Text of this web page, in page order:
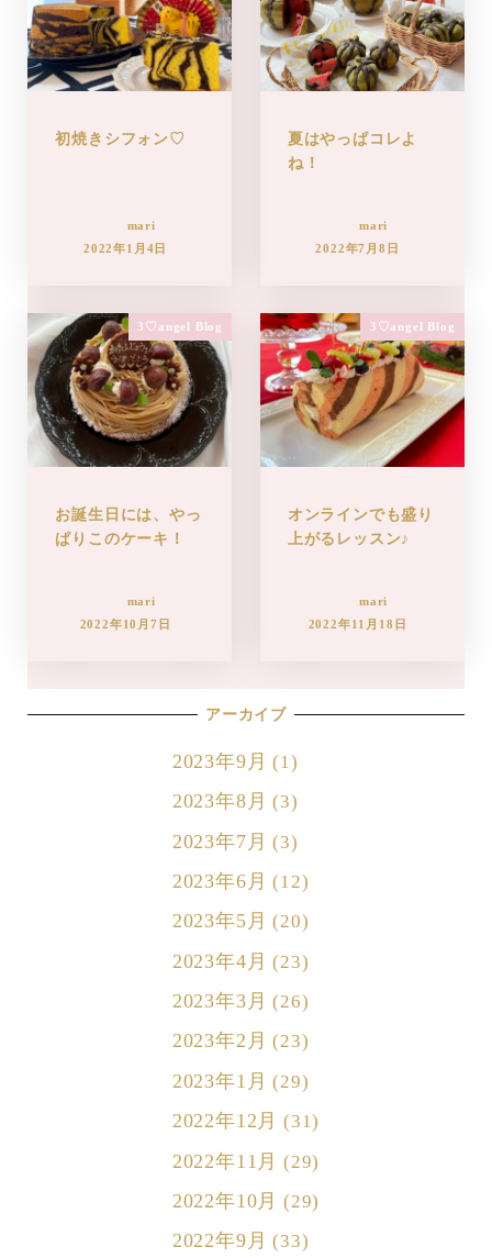
初焼きシフォン♡
mari
2022年1月4日
夏はやっぱコレよ
ね！
mari
2022年7月8日
3♡angel Blog
お誕生日には、やっ
ぱりこのケーキ！
mari
2022年10月7日
3♡angel Blog
オンラインでも盛り
上がるレッスン♪
mari
2022年11月18日
アーカイブ
2023年9月 (1)
2023年8月 (3)
2023年7月 (3)
2023年6月 (12)
2023年5月 (20)
2023年4月 (23)
2023年3月 (26)
2023年2月 (23)
2023年1月 (29)
2022年12月 (31)
2022年11月 (29)
2022年10月 (29)
2022年9月 (33)